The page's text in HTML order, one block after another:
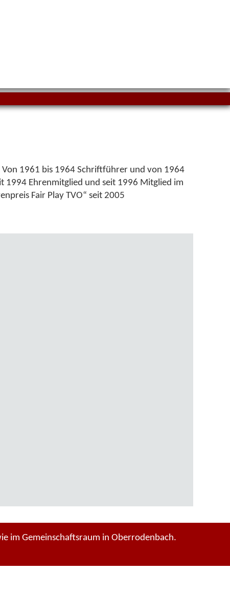
1961 bis 1964 Schriftführer und von 1964
1994 Ehrenmitglied und seit 1996 Mitglied im
Fair Play TVO“ seit 2005
im Gemeinschaftsraum in Oberrodenbach.